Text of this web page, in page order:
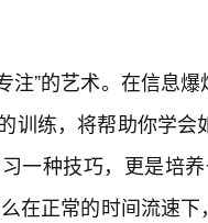
注”的艺术。在信息
训练，将帮助你学
一种技巧，更是培
在正常的时间流速下